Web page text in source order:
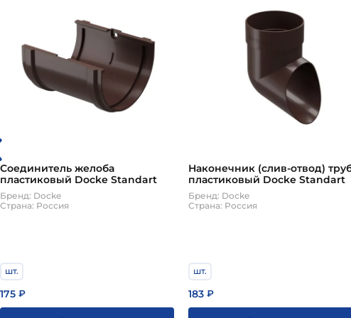
Соединитель желоба
пластиковый Docke Standart
Бренд: Docke
Страна: Россия
шт.
175 ₽
Наконечник (слив-отвод)
пластиковый Docke Standart
Бренд: Docke
Страна: Россия
шт.
183₽